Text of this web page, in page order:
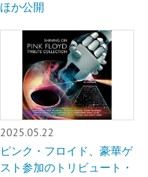
ほか公開
2025.05.22
ピンク・フロイド、豪華ゲ
スト参加のトリビュート・